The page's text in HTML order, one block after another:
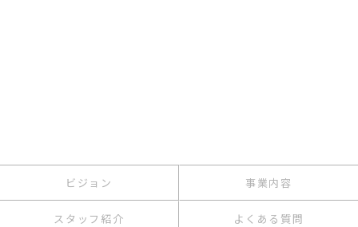
ビジョン 事業内容
スタッフ紹介 よくある質問